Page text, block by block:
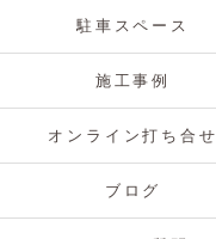
駐車スペース
施工事例
オンライン打ち合せ
ブログ